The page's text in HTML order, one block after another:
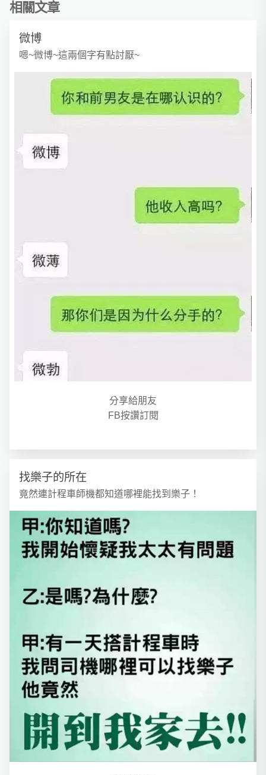
相關文章
微博
嗯~微博~這兩個字有點討厭~
分享給朋友
FB按讚訂閱
找樂子的所在
竟然連計程車師機都知道哪裡能找到樂子！